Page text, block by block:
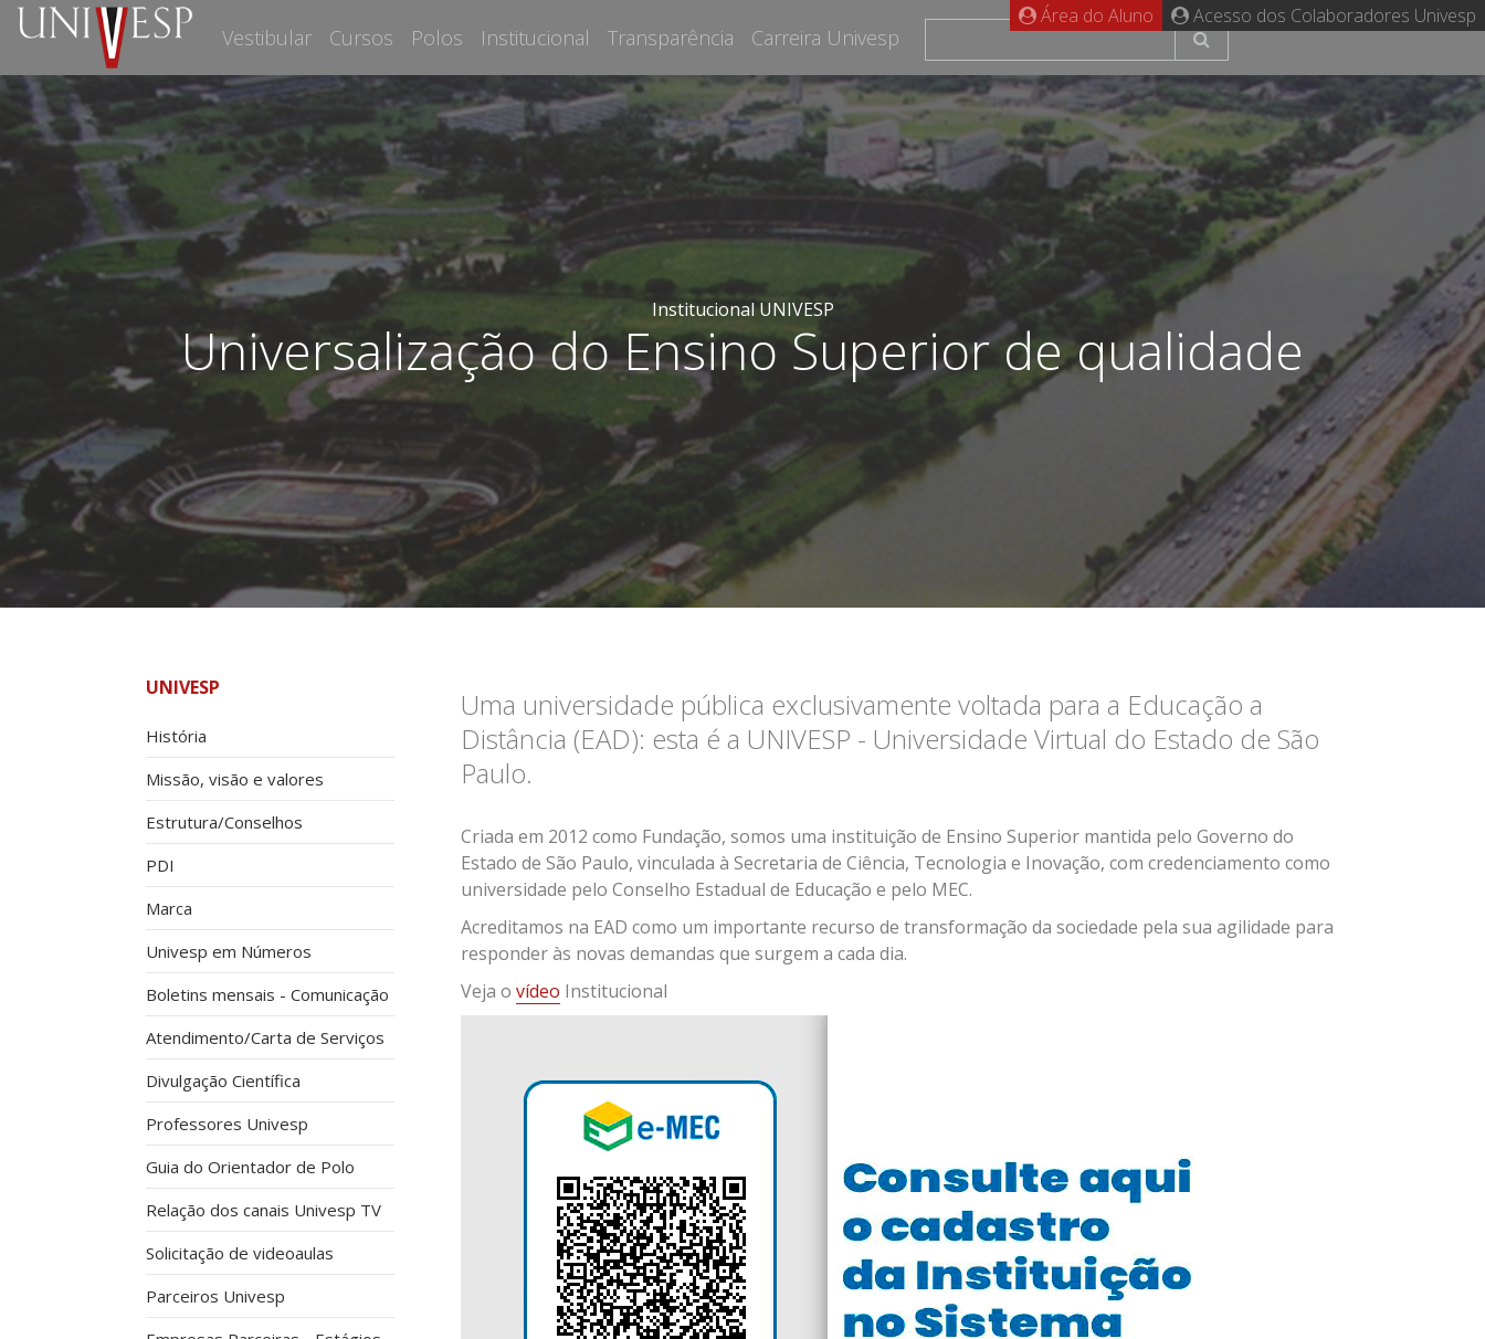
Vestibular Cursos Polos Institucional Transparência Carreira Univesp
Área do Aluno Acesso dos Colaboradores Univesp
Institucional UNIVESP
Universalização do Ensino Superior de qualidade
Uma universidade pública exclusivamente voltada para a Educação a
Distância (EAD): esta é a UNIVESP - Universidade Virtual do Estado de São
Paulo.
Criada em 2012 como Fundação, somos uma instituição de Ensino Superior mantida pelo Governo do
Estado de São Paulo, vinculada à Secretaria de Ciência, Tecnologia e Inovação, com credenciamento como
universidade pelo Conselho Estadual de Educação e pelo MEC.
Acreditamos na EAD como um importante recurso de transformação da sociedade pela sua agilidade para
responder às novas demandas que surgem a cada dia.
Veja o vídeo Institucional
UNIVESP
História
Missão, visão e valores
Estrutura/Conselhos
PDI
Marca
Univesp em Números
Boletins mensais - Comunicação
Atendimento/Carta de Serviços
Divulgação Científica
Professores Univesp
Guia do Orientador de Polo
Relação dos canais Univesp TV
Solicitação de videoaulas
Parceiros Univesp